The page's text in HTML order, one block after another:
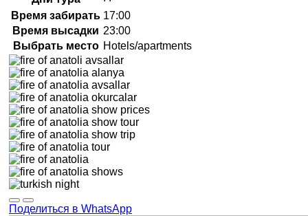
Время забирать 17:00
Время высадки 23:00
Выбрать место Hotels/apartments
Поделиться в WhatsApp